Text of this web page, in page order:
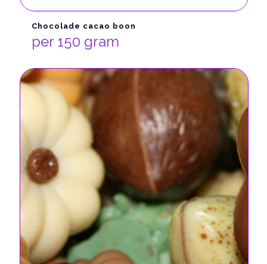
Chocolade cacao boon
per 150 gram